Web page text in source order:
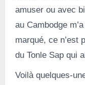
amuser ou avec
au Cambodge
marqué, ce n’est
du Tonle Sap qui
Voilà quelques-